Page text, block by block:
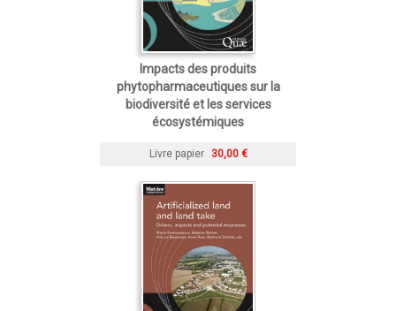
Impacts des produits
phytopharmaceutiques sur la
biodiversité et les services
écosystémiques
Livre papier 30,00 €